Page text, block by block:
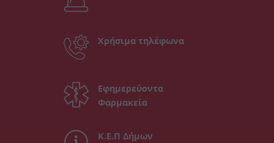
Χρήσιμα τηλέφωνα
Εφημερεύοντα
Φαρμακεία
Κ.Ε.Π Δήμων